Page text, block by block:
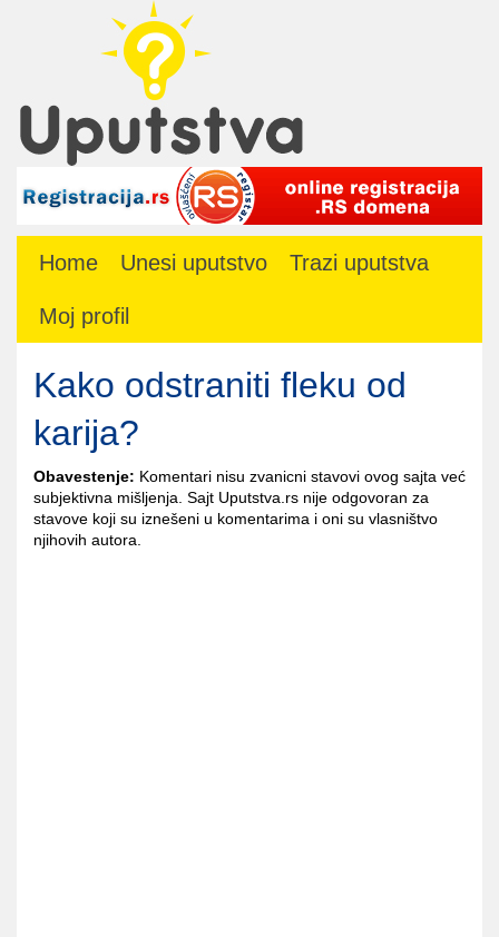
Home Unesi uputstvo Trazi uputstva
Moj profil
Kako odstraniti fleku od
karija?
Obavestenje: Komentari nisu zvanicni stavovi ovog sajta već
subjektivna mišljenja. Sajt Uputstva.rs nije odgovoran za
stavove koji su iznešeni u komentarima i oni su vlasništvo
njihovih autora.